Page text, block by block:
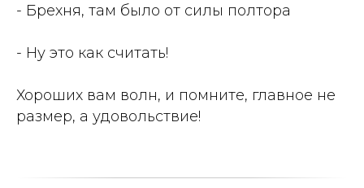
- Брехня, там было от силы полтора
- Ну это как считать!
Хороших вам волн, и помните, главное не
размер, а удовольствие!